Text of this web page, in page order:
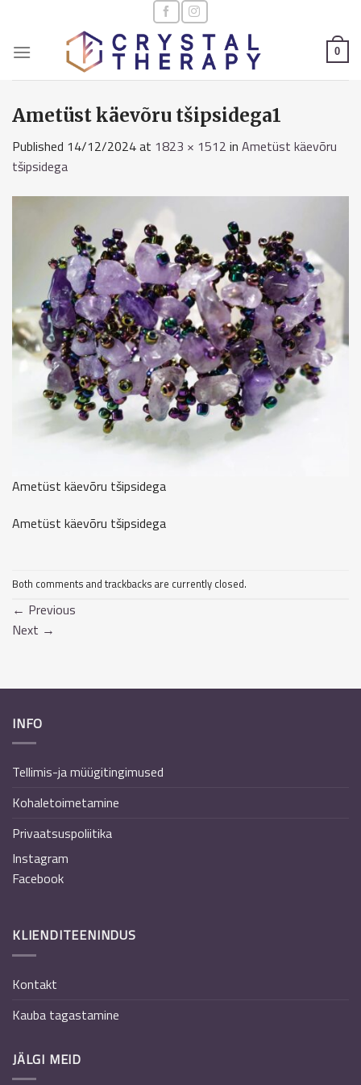
content
0
Ametüst käevõru tšipsidega1
Published 14/12/2024at 1823 × 1512 in Ametüst käevõru
tšipsidega
Ametüst käevõru tšipsidega
Ametüst käevõru tšipsidega
Both comments and trackbacks are currently closed.
← Previous
Next →
INFO
Tellimis-ja müügitingimused
Kohaletoimetamine
Privaatsuspoliitika
Instagram
Facebook
KLIENDITEENINDUS
Kontakt
Kauba tagastamine
JÄLGI MEID